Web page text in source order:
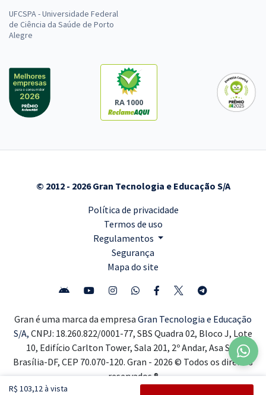
R$ 103,12 à vista
UFCSPA - Universidade Federal
de Ciência da Saúde de Porto
Alegre
RA 1000
© 2012 - 2026 Gran Tecnologia e Educação S/A
Política de privacidade
Termos de uso
Regulamentos
Segurança
Mapa do site
Gran é uma marca da empresa Gran Tecnologia e Educação
S/A, CNPJ: 18.260.822/0001-77, SBS Quadra 02, Bloco J, Lote
10, Edifício Carlton Tower, Sala 201, 2º Andar, Asa Sul,
Brasília-DF, CEP 70.070-120. Gran - 2026 © Todos os direitos
reservados ®